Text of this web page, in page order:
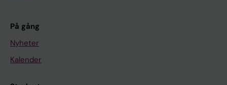
På gång
Nyheter
Kalender